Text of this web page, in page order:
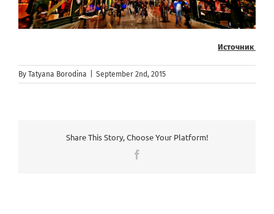
Источник
By Tatyana Borodina September 2nd, 2015
Share This Story, Choose Your Platform!